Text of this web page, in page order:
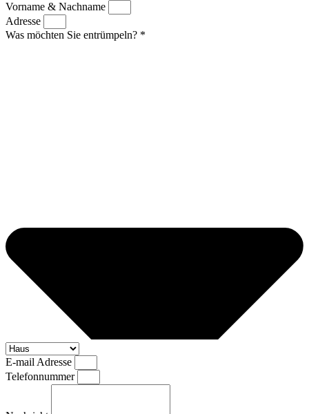
Vorname & Nachname
Adresse
Was möchten Sie entrümpeln? *
E-mail Adresse
Telefonnummer